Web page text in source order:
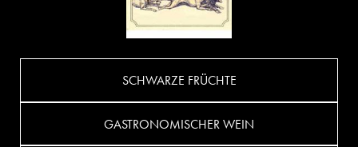
SCHWARZE FRÜCHTE
GASTRONOMISCHER WEIN